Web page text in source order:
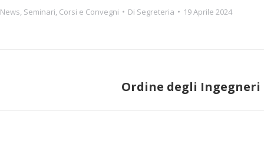
News, Seminari, Corsi e Convegni Di Segreteria 19 Aprile 2024
Prossimo
Ordine degli Ingegneri